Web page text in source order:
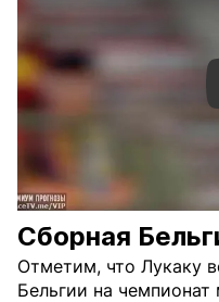
Сборная
Отметим, что Лукаку
Бельгии на